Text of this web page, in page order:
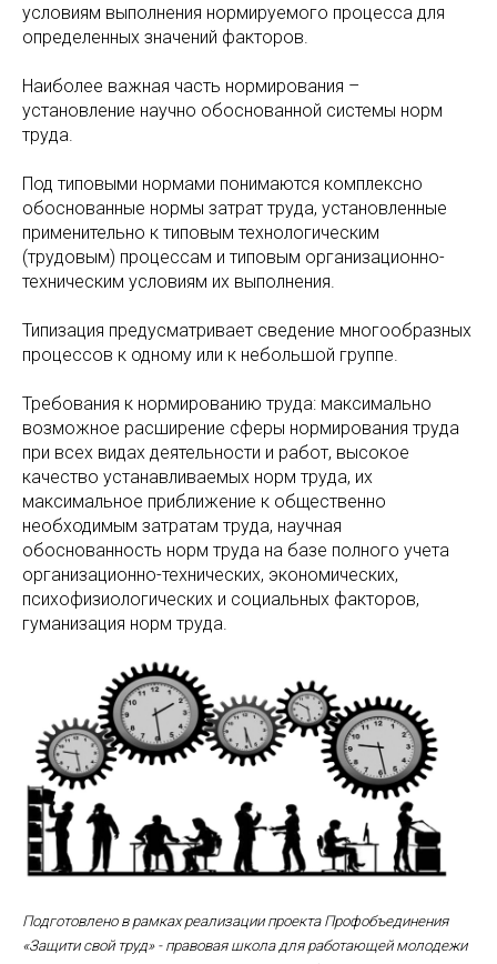
условиям выполнения нормируемого процесса для
определенных значений факторов.
Наиболее важная часть нормирования –
установление научно обоснованной системы норм
труда.
Под типовыми нормами понимаются комплексно
обоснованные нормы затрат труда, установленные
применительно к типовым технологическим
(трудовым) процессам и типовым организационно-
техническим условиям их выполнения.
Типизация предусматривает сведение многообразных
процессов к одному или к небольшой группе.
Требования к нормированию труда: максимально
возможное расширение сферы нормирования труда
при всех видах деятельности и работ, высокое
качество устанавливаемых норм труда, их
максимальное приближение к общественно
необходимым затратам труда, научная
обоснованность норм труда на базе полного учета
организационно-технических, экономических,
психофизиологических и социальных факторов,
гуманизация норм труда.
Подготовлено в рамках реализации проекта Профобъединения
«Защити свой труд» - правовая школа для работающей молодежи